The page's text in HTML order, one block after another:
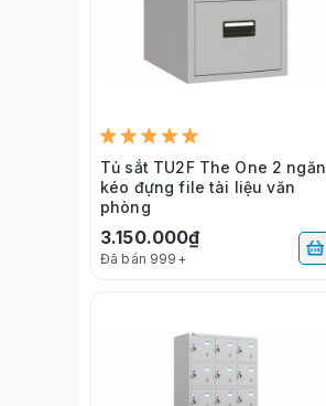
Tủ sắt TU2F The One 2 ngăn
kéo đựng file tài liệu văn
phòng
3.150.000₫
Đã bán 999+